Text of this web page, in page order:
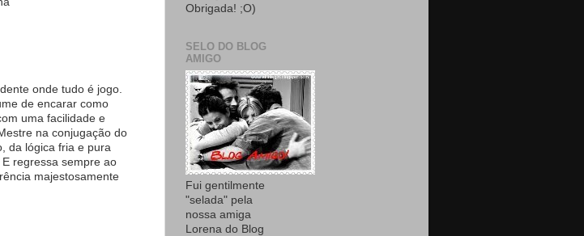
onde tudo é jogo.
de encarar como
uma facilidade e
na conjugação do
da lógica fria e pura
regressa sempre ao
majestosamente
Obrigada! ;O)
SELO DO BLOG
AMIGO
Fui gentilmente
"selada" pela
nossa amiga
Lorena do Blog